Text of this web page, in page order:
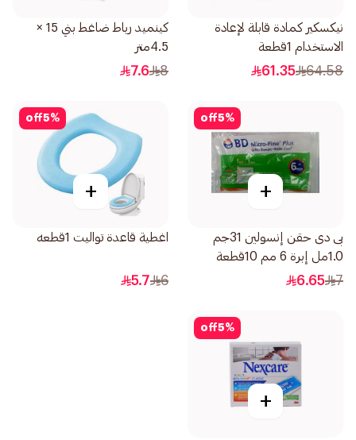
نيكسكير كمادة قابلة لإعادة
الاستخدام 1قطعة
64.58
61.35
كينميد رباط ضاغط بني 15 ×
4.5متر
8
7.6
5%
off
+
بى دى حقن إنسولين 31جم
1.0مل إبرة 6 مم 10قطعة
7
6.65
5%
off
+
اغطية قاعدة تواليت 1قطعه
6
5.7
5%
off
+